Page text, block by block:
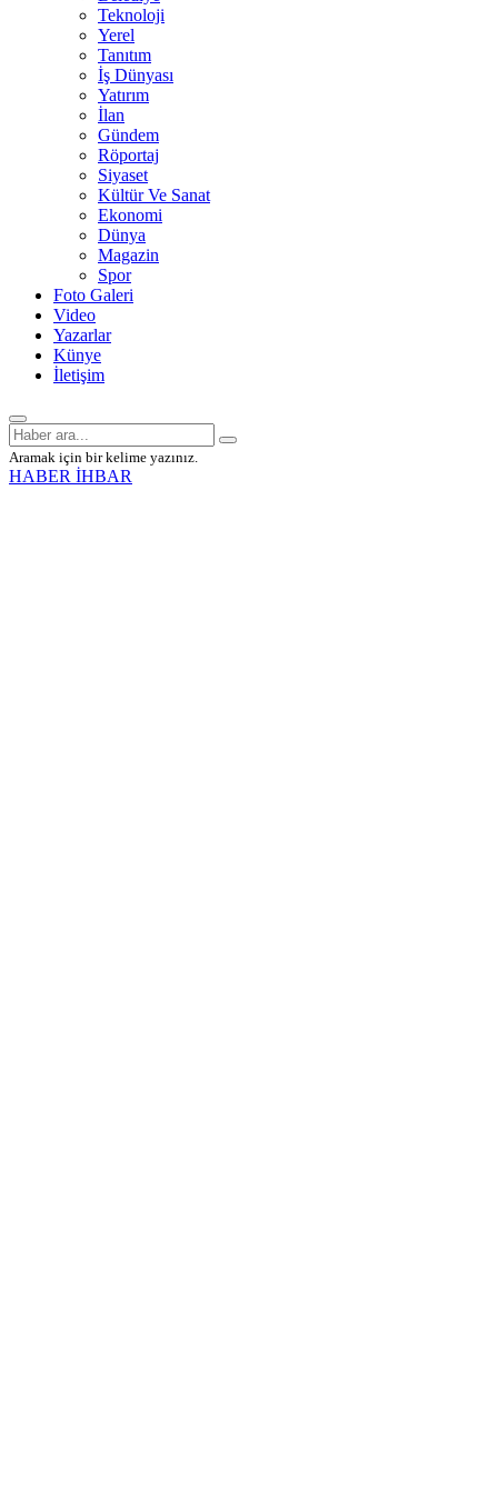
Teknoloji
Yerel
Tanıtım
İş Dünyası
Yatırım
İlan
Gündem
Röportaj
Siyaset
Kültür Ve Sanat
Ekonomi
Dünya
Magazin
Spor
Foto Galeri
Video
Yazarlar
Künye
İletişim
Aramak için bir kelime yazınız.
HABER İHBAR